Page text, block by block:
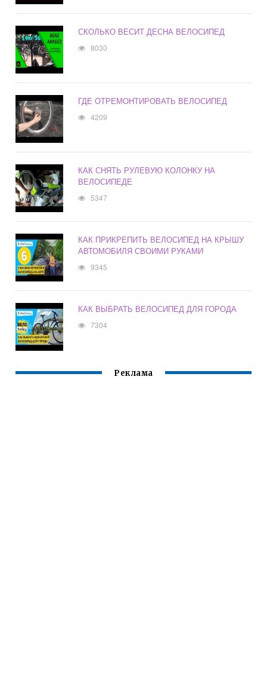
СКОЛЬКО ВЕСИТ ДЕСНА ВЕЛОСИПЕД
8030
ГДЕ ОТРЕМОНТИРОВАТЬ ВЕЛОСИПЕД
4209
КАК СНЯТЬ РУЛЕВУЮ КОЛОНКУ НА
ВЕЛОСИПЕДЕ
5347
КАК ПРИКРЕПИТЬ ВЕЛОСИПЕД НА КРЫШУ
АВТОМОБИЛЯ СВОИМИ РУКАМИ
9345
КАК ВЫБРАТЬ ВЕЛОСИПЕД ДЛЯ ГОРОДА
7304
Реклама